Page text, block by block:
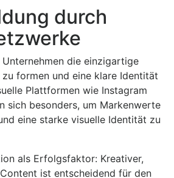
durch
die einzigartige
zu formen und eine klare Identität
Plattformen wie Instagram
sich besonders, um Markenwerte
eine starke visuelle Identität zu
als Erfolgsfaktor: Kreativer,
ist entscheidend für den